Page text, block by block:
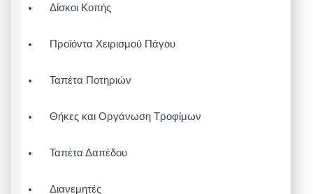
Δίσκοι Κοπής
Προϊόντα Χειρισμού Πάγου
Ταπέτα Ποτηριών
Θήκες και Οργάνωση Τροφίμων
Ταπέτα Δαπέδου
Διανεμητές